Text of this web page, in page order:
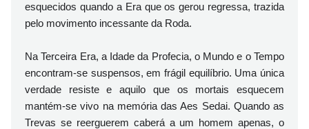
esquecidos quando a Era que os gerou regressa, trazida
pelo movimento incessante da Roda.
Na Terceira Era, a Idade da Profecia, o Mundo e o Tempo
encontram-se suspensos, em frágil equilíbrio. Uma única
verdade resiste e aquilo que os mortais esquecem
mantém-se vivo na memória das Aes Sedai. Quando as
Trevas se reerguerem caberá a um homem apenas, o